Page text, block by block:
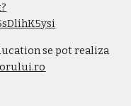
se pot realiza